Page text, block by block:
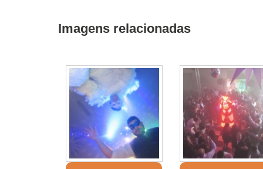
Imagens relacionadas